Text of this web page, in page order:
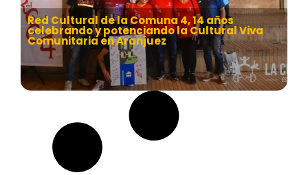
Red Cultural de la Comuna 4, 14 años
celebrando y potenciando la Cultural Viva
Comunitaria en Aranjuez